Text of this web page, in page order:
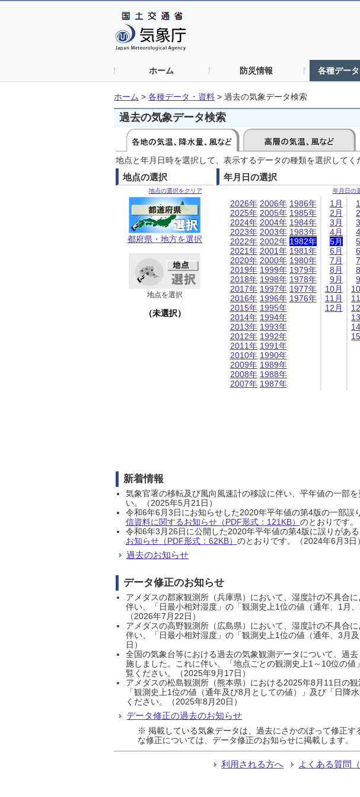
ホーム 防災情報 各種デー
ホーム > 各種データ・資料 > 過去の気象データ検索
過去の気象データ検索
地点と年月日時を選択して、表示するデータの種類を選択してく
地点の選択
地点の選択をクリア
都府県・地方を選択
地点を選択
（未選択）
年月日の選択
年月日の
2026年
2025年
2024年
2023年
2022年
2021年
2020年
2019年
2018年
2017年
2016年
2015年
2014年
2013年
2012年
2011年
2010年
2009年
2008年
2007年
2006年
2005年
2004年
2003年
2002年
2001年
2000年
1999年
1998年
1997年
1996年
1995年
1994年
1993年
1992年
1991年
1990年
1989年
1988年
1987年
1986年
1985年
1984年
1983年
1982年
1981年
1980年
1979年
1978年
1977年
1976年
1月
2月
3月
4月
5月
6月
7月
8月
9月
10月
11月
12月
新着情報
気象官署の移転及び風向風速計の移設に伴い、平年値の一部
い。（2025年5月21日）
令和6年6月3日にお知らせした2020年平年値の第4版の一部
信資料に関するお知らせ（PDF形式：121KB） のとおりです。
令和6年3月26日に公開した2020年平年値の第4版に誤りがあ
お知らせ（PDF形式：62KB） のとおりです。（2024年6月3日）
過去のお知らせ
データ修正のお知らせ
アメダスの郡家観測所（兵庫県）において、湿度計の不具合
伴い、「日最小相対湿度」の「観測史上1位の値（通年、1月
（2026年7月22日）
アメダスの高野観測所（広島県）において、湿度計の不具合
伴い、「日最小相対湿度」の「観測史上1位の値（通年、3月
日）
全国の気象台等における過去の気象観測データについて、過
施しました。これに伴い、「地点ごとの観測史上1～10位の
覧ください。（2025年9月17日）
アメダスの松島観測所（熊本県）における2025年8月11日の
「観測史上1位の値（通年及び8月としての値）」及び「日
ください。（2025年8月20日）
データ修正の過去のお知らせ
※ 掲載している気象データは、過去にさかのぼって修正
な修正については、データ修正のお知らせに掲載します。
利用される方へ よくある質問（